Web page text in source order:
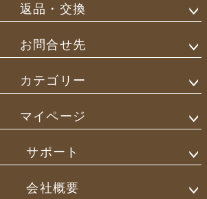
返品・交換
お問合せ先
カテゴリー
マイページ
サポート
会社概要